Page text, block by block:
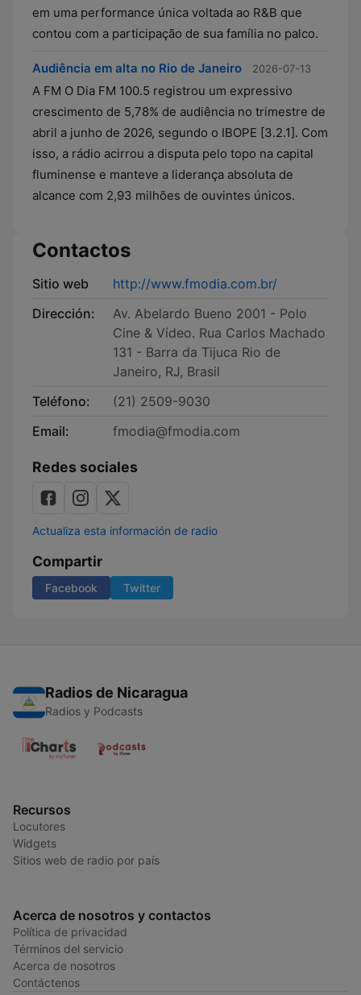
em uma performance única voltada ao R&B que
contou com a participação de sua família no palco.
Audiência em alta no Rio de Janeiro 2026-07-13
A FM O Dia FM 100.5 registrou um expressivo
crescimento de 5,78% de audiência no trimestre de
abril a junho de 2026, segundo o IBOPE [3.2.1]. Com
isso, a rádio acirrou a disputa pelo topo na capital
fluminense e manteve a liderança absoluta de
alcance com 2,93 milhões de ouvintes únicos.
Contactos
Sitio web
http://www.fmodia.com.br/
Dirección:
Av. Abelardo Bueno 2001 - Polo
Cine & Vídeo. Rua Carlos Machado
131 - Barra da Tijuca Rio de
Janeiro, RJ, Brasil
Teléfono:
(21) 2509-9030
Email:
fmodia@fmodia.com
Redes sociales
Actualiza esta información de radio
Compartir
Facebook Twitter
Radios de Nicaragua
Radios y Podcasts
Recursos
Locutores
Widgets
Sitios web de radio por país
Acerca de nosotros y contactos
Política de privacidad
Términos del servicio
Acerca de nosotros
Contáctenos